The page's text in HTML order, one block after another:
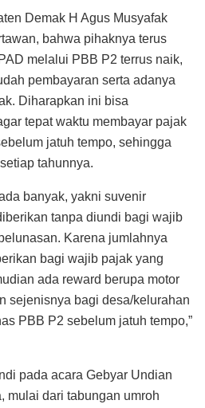
Demak H Agus Musyafak
bahwa pihaknya terus
melalui PBB P2 terrus naik,
pembayaran serta adanya
Diharapkan ini bisa
tepat waktu membayar pajak
jatuh tempo, sehingga
tahunnya.
banyak, yakni suvenir
tanpa diundi bagi wajib
Karena jumlahnya
bagi wajib pajak yang
ada reward berupa motor
sejenisnya bagi desa/kelurahan
PBB P2 sebelum jatuh tempo,”
pada acara Gebyar Undian
mulai dari tabungan umroh